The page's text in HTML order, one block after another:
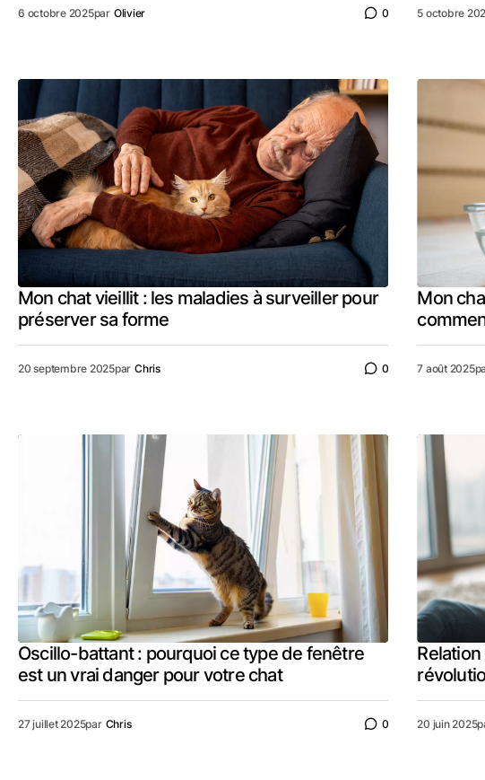
6 octobre 2025par Olivier 0 5 octobre
Mon chat vieillit : les maladies à surveiller pour
préserver sa forme
20 septembre 2025par Chris 0
Mon
7 août 2025
Oscillo-battant : pourquoi ce type de fenêtre
est un vrai danger pour votre chat
27 juillet 2025par Chris 0 20 juin 2025